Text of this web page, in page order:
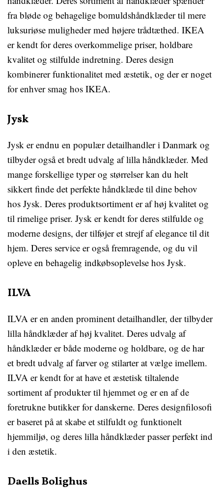
fra bløde og behagelige bomuldshåndklæder til mere
luksuriøse muligheder med højere trådtæthed. IKEA
er kendt for deres overkommelige priser, holdbare
kvalitet og stilfulde indretning. Deres design
kombinerer funktionalitet med æstetik, og der er noget
for enhver smag hos IKEA.
Jysk
Jysk er endnu en populær detailhandler i Danmark og
tilbyder også et bredt udvalg af lilla håndklæder. Med
mange forskellige typer og størrelser kan du helt
sikkert finde det perfekte håndklæde til dine behov
hos Jysk. Deres produktsortiment er af høj kvalitet og
til rimelige priser. Jysk er kendt for deres stilfulde og
moderne designs, der tilføjer et strejf af elegance til dit
hjem. Deres service er også fremragende, og du vil
opleve en behagelig indkøbsoplevelse hos Jysk.
ILVA
ILVA er en anden prominent detailhandler, der tilbyder
lilla håndklæder af høj kvalitet. Deres udvalg af
håndklæder er både moderne og holdbare, og de har
et bredt udvalg af farver og stilarter at vælge imellem.
ILVA er kendt for at have et æstetisk tiltalende
sortiment af produkter til hjemmet og er en af de
foretrukne butikker for danskerne. Deres designfilosofi
er baseret på at skabe et stilfuldt og funktionelt
hjemmiljø, og deres lilla håndklæder passer perfekt ind
i den æstetik.
Daells Bolighus